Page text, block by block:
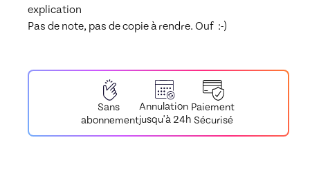
explication
Pas de note, pas de copie à rendre. Ouf  :-)
Sans
abonnement
Annulation
jusqu'à 24h
Paiement
Sécurisé